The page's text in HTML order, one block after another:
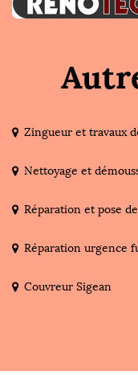
Zingueur et travaux
Nettoyage et
Réparation et pose
Réparation urgence
Couvreur Sigean